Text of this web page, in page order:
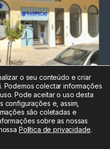
a rede fixa
212
047
212
o seu conteúdo e criar
Podemos colectar informações
Pode aceitar o uso desta
configurações e, assim,
são coletadas e
sobre as nossas
Política de privacidade.